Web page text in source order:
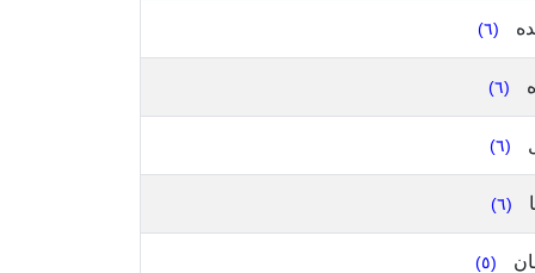
(٦)
(٦)
(٦)
(٦)
(٥)